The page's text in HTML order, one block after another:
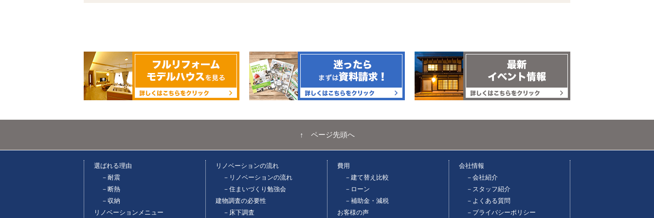
↑ ページ先頭へ
選ばれる理由
－耐震
－断熱
－収納
リノベーションメニュー
リノベーションの流れ
－リノベーションの流れ
－住まいづくり勉強会
建物調査の必要性
－床下調査
費用
－建て替え比較
－ローン
－補助金・減税
お客様の声
会社情報
－会社紹介
－スタッフ紹介
－よくある質問
－プライバシーポリシー